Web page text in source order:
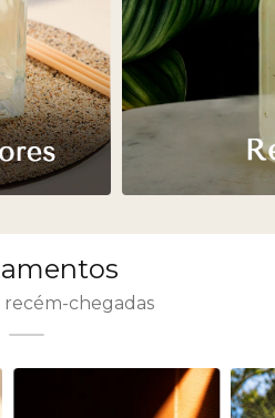
recém-chegadas